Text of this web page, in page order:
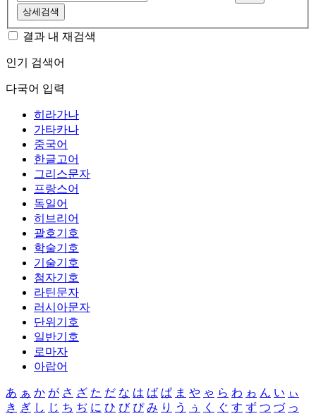
상세검색
결과 내 재검색
인기 검색어
다국어 입력
히라가나
가타카나
중국어
한글고어
그리스문자
프랑스어
독일어
히브리어
괄호기호
학술기호
기술기호
첨자기호
라틴문자
러시아문자
단위기호
일반기호
로마자
아랍어
あ ぁ か が さ ざ た だ な は ば ぱ ま や ゃ ら わ ゎ ん い ぃ
き ぎ し じ ち ぢ に ひ び ぴ み り う ぅ く ぐ す ず つ づ っ